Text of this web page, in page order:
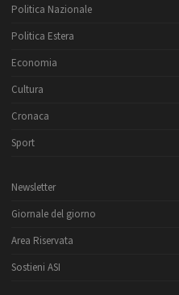
Politica Nazionale
Politica Estera
Economia
Cultura
Cronaca
Sport
Newsletter
Giornale del giorno
Area Riservata
Sostieni ASI